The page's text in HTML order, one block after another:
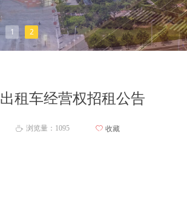
1 2
租车经营权招租公告
ꄘ 浏览量： 1095 ꄀ 收藏